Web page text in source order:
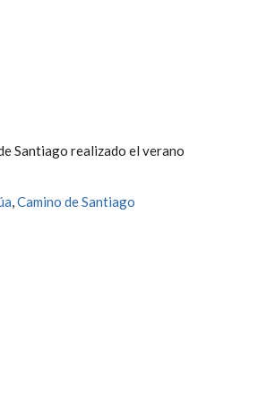
Santiago realizado el verano
,Camino de Santiago